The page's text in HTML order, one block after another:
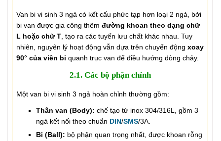
Van bi vi sinh 3 ngả có kết cấu phức tạp hơn loại 2 ngả, bởi
bi van được gia công thêm đường khoan theo dạng chữ
L hoặc chữ T, tạo ra các tuyến lưu chất khác nhau. Tuy
nhiên, nguyên lý hoạt động vẫn dựa trên chuyển động xoay
90° của viên bi quanh trục van để điều hướng dòng chảy.
2.1. Các bộ phận chính
Một van bi vi sinh 3 ngả hoàn chỉnh thường gồm:
Thân van (Body): chế tạo từ inox 304/316L, gồm 3
ngả kết nối theo chuẩn DIN/SMS/3A.
Bi (Ball): bộ phận quan trọng nhất, được khoan rỗng